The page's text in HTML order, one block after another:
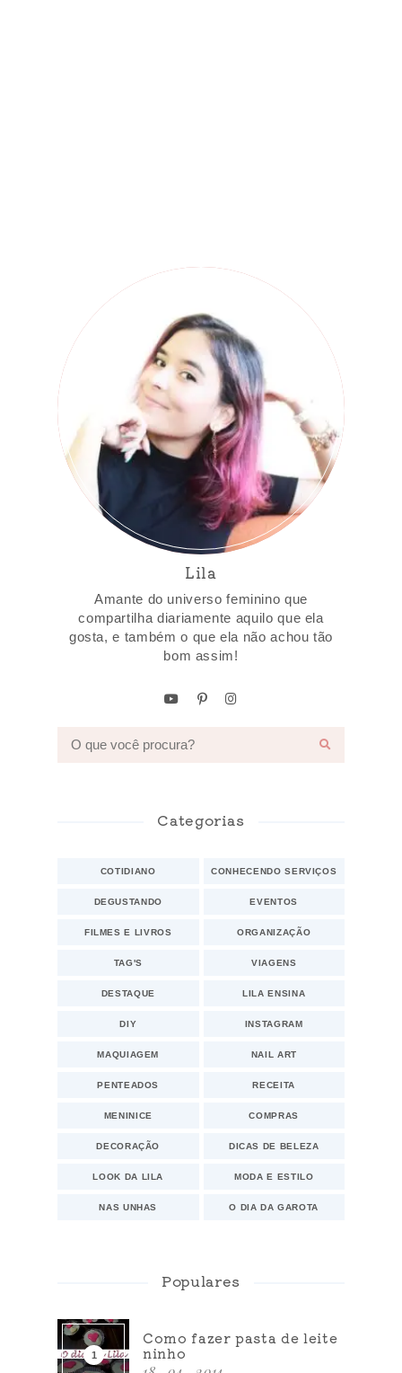
Lila
Amante do universo feminino que
compartilha diariamente aquilo que ela
gosta, e também o que ela não achou tão
bom assim!
Categorias
COTIDIANO CONHECENDO SERVIÇOS
DEGUSTANDO EVENTOS
FILMES E LIVROS ORGANIZAÇÃO
TAG'S VIAGENS
DESTAQUE LILA ENSINA
DIY INSTAGRAM
MAQUIAGEM NAIL ART
PENTEADOS RECEITA
MENINICE COMPRAS
DECORAÇÃO DICAS DE BELEZA
LOOK DA LILA MODA E ESTILO
NAS UNHAS O DIA DA GAROTA
Populares
Como fazer pasta de leite
ninho